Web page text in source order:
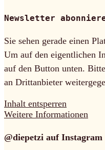
Newsletter
Sie sehen gerade einen
Um auf den eigentlichen
auf den Button unten.
an Drittanbieter
Inhalt entsperren
Weitere Informationen
@diepetzi auf Instagram